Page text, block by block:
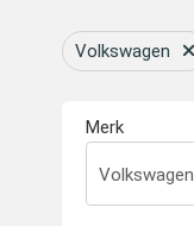
Volkswagen
Merk